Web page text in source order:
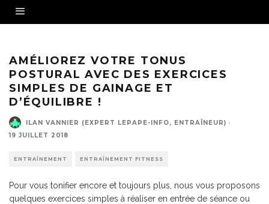
AMÉLIOREZ VOTRE TONUS
POSTURAL AVEC DES EXERCICES
SIMPLES DE GAINAGE ET
D’ÉQUILIBRE !
ILAN VANNIER (EXPERT LEPAPE-INFO, ENTRAÎNEUR) ·
19 JUILLET 2018
ENTRAÎNEMENT ENTRAÎNEMENT FITNESS
Pour vous tonifier encore et toujours plus, nous vous proposons
quelques exercices simples à réaliser en entrée de séance ou